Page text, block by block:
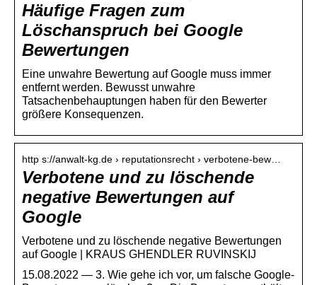
Häufige Fragen zum
Löschanspruch bei Google
Bewertungen
Eine unwahre Bewertung auf Google muss immer
entfernt werden. Bewusst unwahre
Tatsachenbehauptungen haben für den Bewerter
größere Konsequenzen.
http s://anwalt-kg.de › reputationsrecht › verbotene-bew…
Verbotene und zu löschende
negative Bewertungen auf
Google
Verbotene und zu löschende negative Bewertungen
auf Google | KRAUS GHENDLER RUVINSKIJ
15.08.2022 — 3. Wie gehe ich vor, um falsche Google-